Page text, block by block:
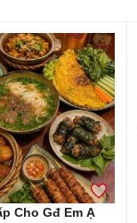
Cho Gđ Em Ạ